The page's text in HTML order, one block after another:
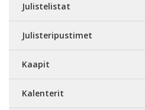
Julistelistat
Julisteripustimet
Kaapit
Kalenterit